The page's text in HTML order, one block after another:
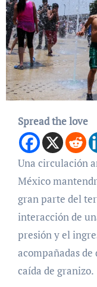
Spread the love
Una circulación anticiclónica sobre el Golfo de
México
gran parte del
interacción de
presión y el
acompañadas
caída de granizo.